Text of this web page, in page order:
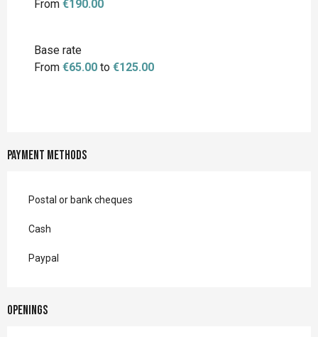
From €190.00
Base rate
From €65.00 to €125.00
Payment methods
Postal or bank cheques
Cash
Paypal
Openings